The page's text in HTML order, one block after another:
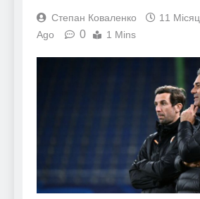
Степан Коваленко
11
Ago
0 1 Mins